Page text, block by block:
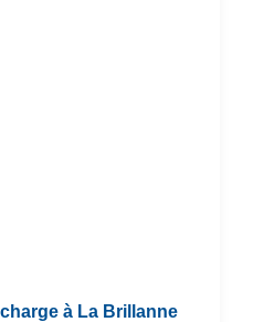
à La Brillanne